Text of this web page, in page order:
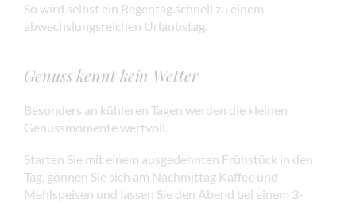
So wird selbst ein Regentag schnell zu einem
abwechslungsreichen Urlaubstag.
Genuss kennt kein Wetter
Besonders an kühleren Tagen werden die kleinen
Genussmomente wertvoll.
Starten Sie mit einem ausgedehnten Frühstück in den
Tag, gönnen Sie sich am Nachmittag Kaffee und
Mehlspeisen und lassen Sie den Abend bei einem 3-